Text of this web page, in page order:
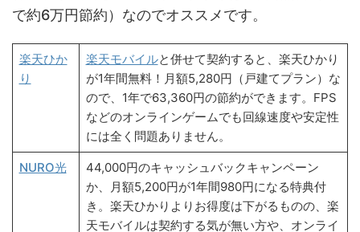
で約6万円節約）なのでオススメです。
楽天ひか
り
楽天モバイルと併せて契約すると、楽天ひかり
が1年間無料！月額5,280円（戸建てプラン）な
ので、1年で63,360円の節約ができます。FPS
などのオンラインゲームでも回線速度や安定性
には全く問題ありません。
NURO光
44,000円のキャッシュバックキャンペーン
か、月額5,200円が1年間980円になる特典付
き。楽天ひかりよりお得度は下がるものの、楽
天モバイルは契約する気が無い方や、オンライ